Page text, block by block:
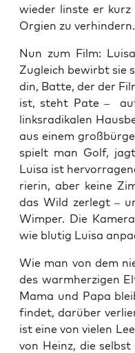
wie­der lins­te er
Orgi­en zu verhindern.
Nun zum Film:
Zugleich bewirbt sie
din, Bat­te, der der
ist, steht Pate –
links­ra­di­ka­len
aus einem
spielt man Golf,
Lui­sa ist
rie­rin, aber kei­ne
das Wild zer­legt –
Wim­per. Die
wie blu­tig Lui­sa
Wie man von dem
des warm­her­zi­gen
Mama und Papa
fin­det, dar­über
ist eine von vie­len
von Heinz, die